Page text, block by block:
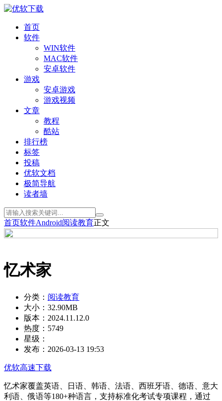
首页
软件
WIN软件
MAC软件
安卓软件
游戏
安卓游戏
游戏视频
文章
教程
酷站
排行榜
标签
投稿
优软文档
极简导航
读者墙
首页软件Android阅读教育正文
忆术家
分类： 阅读教育
大小： 32.90MB
版本： 2024.11.12.0
热度： 5749
星级：
发布： 2026-03-13 19:53
优软高速下载
忆术家覆盖英语、日语、韩语、法语、西班牙语、德语、意大
利语、俄语等180+种语言，支持标准化考试专项课程，通过